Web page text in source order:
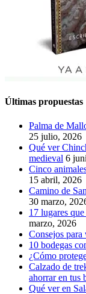
Últimas propuestas
Palma de
25 julio, 2026
Qué ver
medieval 6
Cinco
15 abril, 2026
Camino de
30 marzo,
17 lugares
marzo, 2026
Consejos
10 bodegas
¿Cómo
Calzado de
ahorrar en tus
Qué ver en